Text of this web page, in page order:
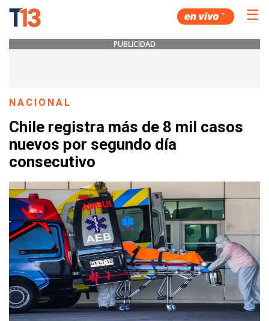
☰
PUBLICIDAD
NACIONAL
Chile registra más de 8 mil casos
nuevos por segundo día
consecutivo